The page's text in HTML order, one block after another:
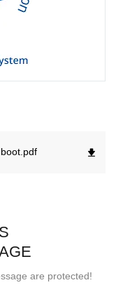
pdf
are protected!